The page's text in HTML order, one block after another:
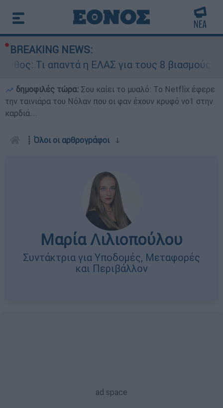
BREAKING NEWS:
για τους 8 βιασμούς τουριστριών - «Μόνο
δημοφιλές τώρα: Σου καίει το μυαλό: Το Netflix έφερε
την ταινιάρα του Νόλαν που οι φαν έχουν κρυφό νο1 στην
καρδιά...
┋ Όλοι οι αρθρογράφοιↆ
Μαρία Λιλιοπούλου
Συντάκτρια για Υποδομές, Μεταφορές
και Περιβάλλον